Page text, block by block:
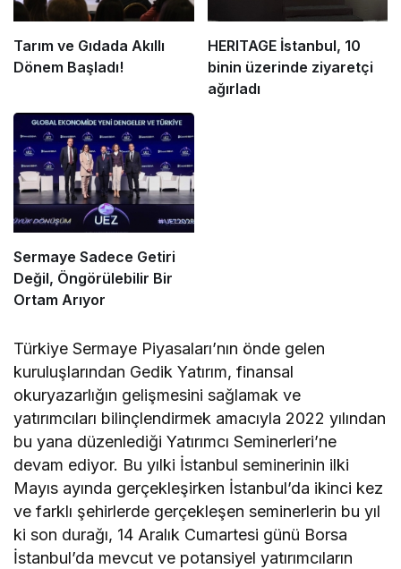
Tarım ve Gıdada Akıllı
Dönem Başladı!
HERITAGE İstanbul, 10
binin üzerinde ziyaretçi
ağırladı
Sermaye Sadece Getiri
Değil, Öngörülebilir Bir
Ortam Arıyor
Türkiye Sermaye Piyasaları’nın önde gelen
kuruluşlarından Gedik Yatırım, finansal
okuryazarlığın gelişmesini sağlamak ve
yatırımcıları bilinçlendirmek amacıyla 2022 yılından
bu yana düzenlediği Yatırımcı Seminerleri’ne
devam ediyor. Bu yılki İstanbul seminerinin ilki
Mayıs ayında gerçekleşirken İstanbul’da ikinci kez
ve farklı şehirlerde gerçekleşen seminerlerin bu yıl
ki son durağı, 14 Aralık Cumartesi günü Borsa
İstanbul’da mevcut ve potansiyel yatırımcıların